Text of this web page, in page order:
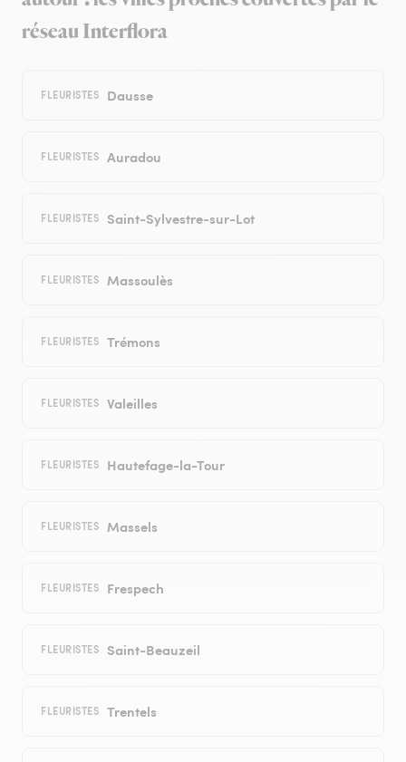
réseau Interflora
FLEURISTES Dausse
FLEURISTES Auradou
FLEURISTES Saint-Sylvestre-sur-Lot
FLEURISTES Massoulès
FLEURISTES Trémons
FLEURISTES Valeilles
FLEURISTES Hautefage-la-Tour
FLEURISTES Massels
FLEURISTES Frespech
FLEURISTES Saint-Beauzeil
FLEURISTES Trentels